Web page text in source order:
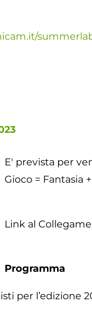
E' prevista per
Gioco = Fantasia
Link al
Programma
per l’edizione